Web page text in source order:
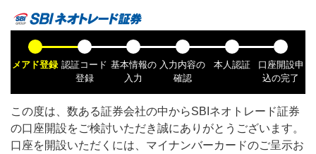
メアド登録 認証コード
登録
基本情報の
入力
入力内容の
確認
本人認証
口座開設申
込の完了
この度は、数ある証券会社の中からSBIネオトレード証券
の口座開設をご検討いただき誠にありがとうございます。
口座を開設いただくには、マイナンバーカードのご呈示お